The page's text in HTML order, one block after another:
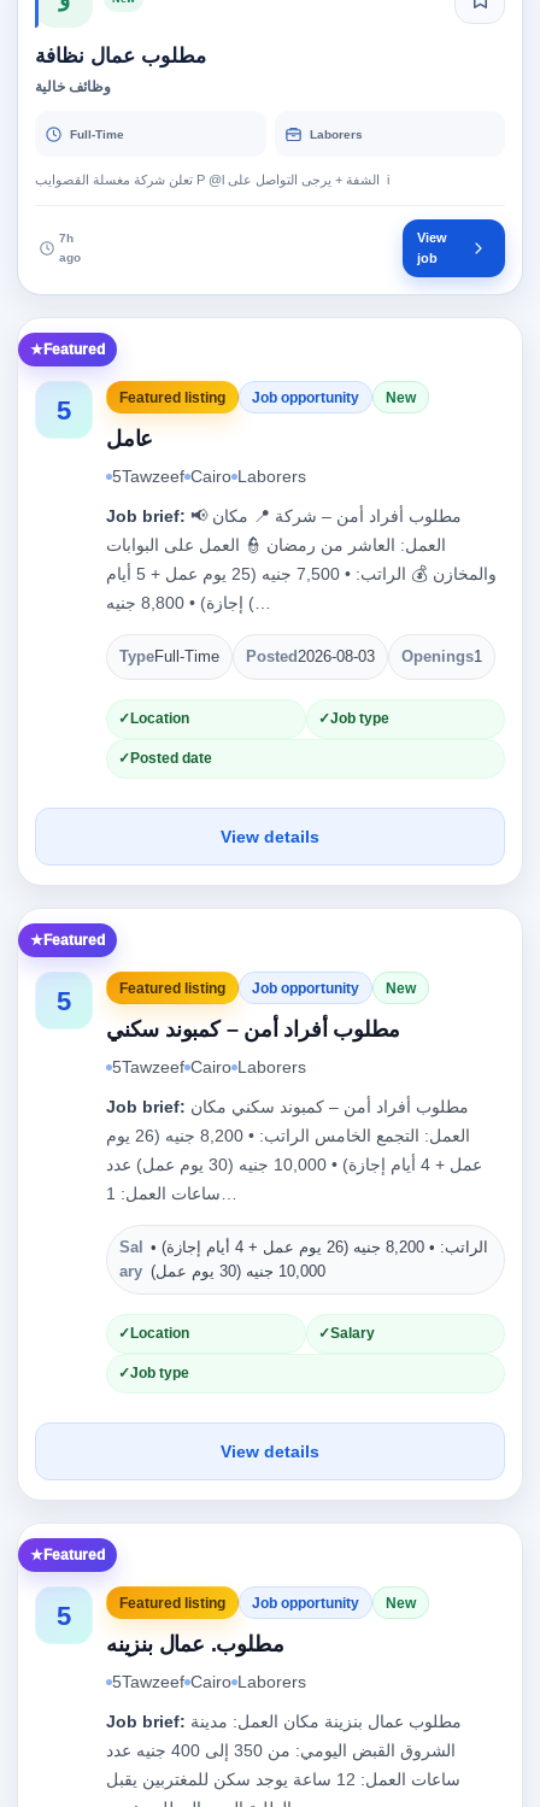
مطلوب عمال نظافة
وظائف خالية
Full-Time Laborers
7h
ago
View
job
Featured
5 Featured listing Job opportunity New
عامل
5Tawzeef Cairo Laborers
Job brief: 📢 مطلوب أفراد أمن – شركة 📍 مكان
العمل: العاشر من رمضان 👮 العمل على البوابات
والمخازن 💰 الراتب: • 7,500 جنيه (25 يوم عمل + 5 أيام
إجازة) • 8,800 جنيه (…
TypeFull-Time Posted2026-08-03 Openings1
Location Job type
Posted date
View details
Featured
5 Featured listing Job opportunity New
مطلوب أفراد أمن – كمبوند سكني
5Tawzeef Cairo Laborers
Job brief:
العمل: التجمع الخامس الراتب: • 8,200 جنيه (26 يوم
عمل + 4 أيام إجازة) • 10,000 جنيه (30 يوم عمل) عدد
Sal
ary
الراتب: • 8,200 جنيه (26 يوم عمل + 4 أيام إجازة) •
10,000 جنيه (30 يوم عمل)
Location Salary
Job type
View details
Featured
5 Featured listing Job opportunity New
مطلوب. عمال بنزينه
5Tawzeef Cairo Laborers
Job brief:
الشروق القبض اليومي: من 350 إلى 400 جنيه عدد
ساعات العمل: 12 ساعة يوجد سكن للمغتربين يقبل